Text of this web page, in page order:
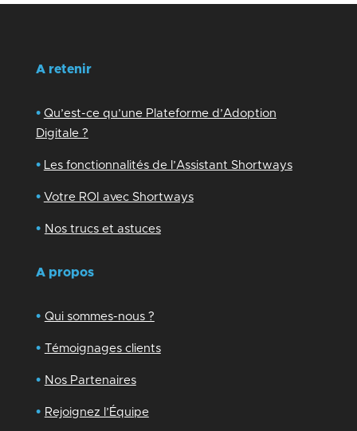
A retenir
• Qu’est-ce qu’une Plateforme d’Adoption
Digitale ?
• Les fonctionnalités de l’Assistant Shortways
• Votre ROI avec Shortways
• Nos trucs et astuces
A propos
• Qui sommes-nous ?
• Témoignages clients
• Nos Partenaires
• Rejoignez l’Équipe